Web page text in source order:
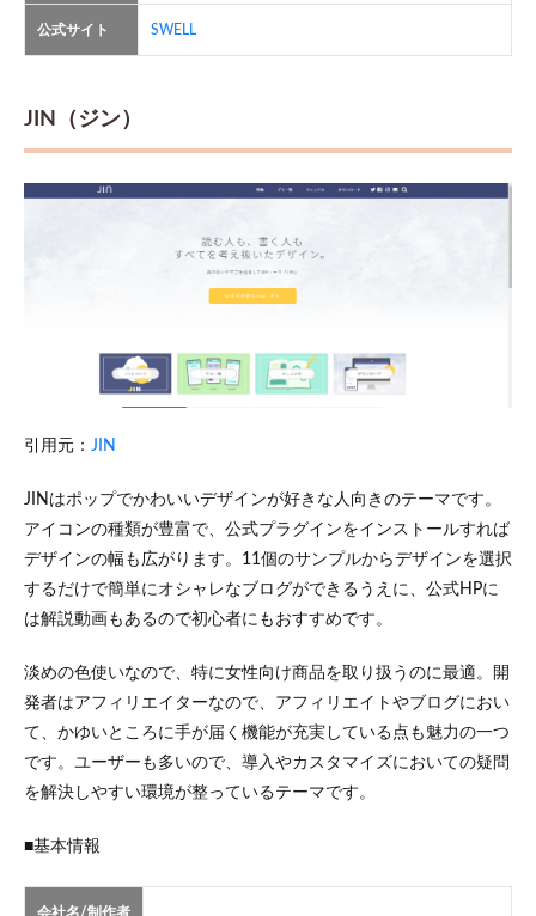
公式サイト SWELL
JIN（ジン）
引用元： JIN
JINはポップでかわいいデザインが好きな人向きのテーマです。
アイコンの種類が豊富で、公式プラグインをインストールすれば
デザインの幅も広がります。11個のサンプルからデザインを選択
するだけで簡単にオシャレなブログができるうえに、公式HPに
は解説動画もあるので初心者にもおすすめです。
淡めの色使いなので、特に女性向け商品を取り扱うのに最適。開
発者はアフィリエイターなので、アフィリエイトやブログにおい
て、かゆいところに手が届く機能が充実している点も魅力の一つ
です。ユーザーも多いので、導入やカスタマイズにおいての疑問
を解決しやすい環境が整っているテーマです。
■基本情報
会社名/制作者